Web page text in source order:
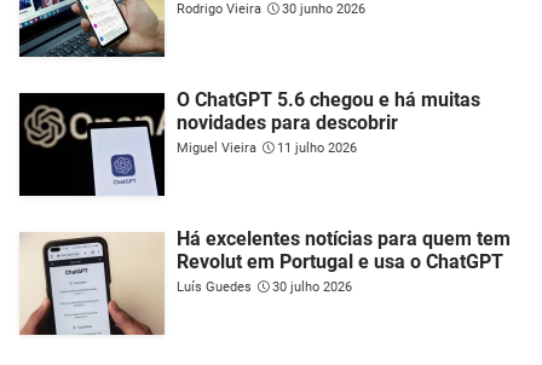
Rodrigo Vieira 30 junho 2026
O ChatGPT 5.6 chegou e há muitas
novidades para descobrir
Miguel Vieira 11 julho 2026
Há excelentes notícias para quem tem
Revolut em Portugal e usa o ChatGPT
Luís Guedes 30 julho 2026